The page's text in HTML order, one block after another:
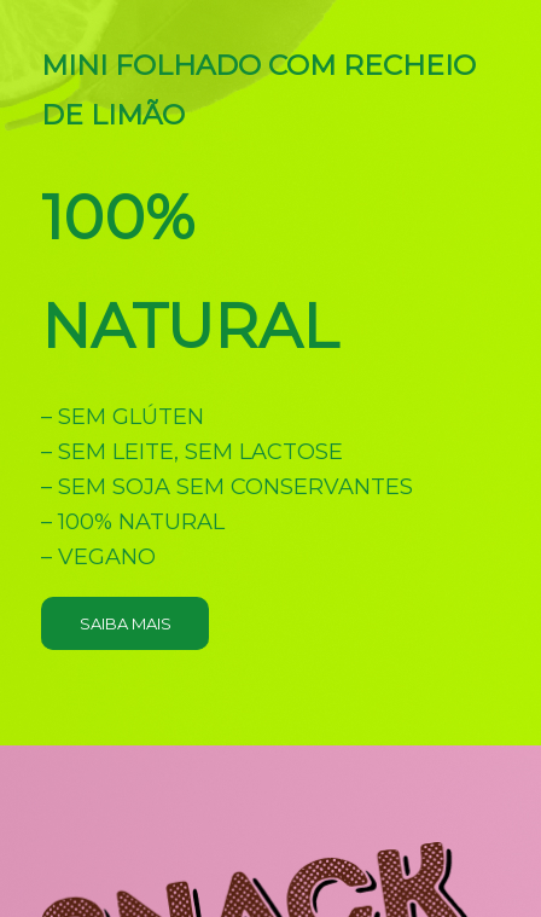
MINI FOLHADO COM RECHEIO
DE LIMÃO
100%
NATURAL
– SEM GLÚTEN
– SEM LEITE, SEM LACTOSE
– SEM SOJA SEM CONSERVANTES
– 100% NATURAL
– VEGANO
SAIBA MAIS